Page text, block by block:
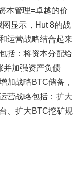
本管理=卓越的价
图显示，Hut 8的战
运营战略结合起来
括：将资本分配给
并加强资产负债
加战略BTC储备，
营战略包括：扩大
、扩大BTC挖矿规